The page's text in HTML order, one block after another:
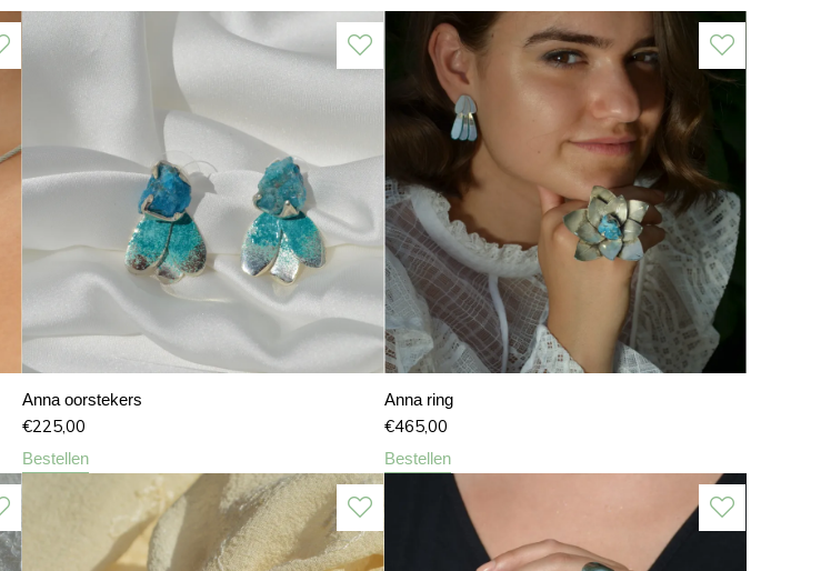
Anna oorstekers
€225,00
Bestellen
Anna ring
€465,00
Bestellen